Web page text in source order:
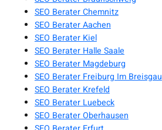
SEO Berater Chemnitz
SEO Berater Aachen
SEO Berater Kiel
SEO Berater Halle Saale
SEO Berater Magdeburg
SEO Berater Freiburg Im Breisgau
SEO Berater Krefeld
SEO Berater Luebeck
SEO Berater Oberhausen